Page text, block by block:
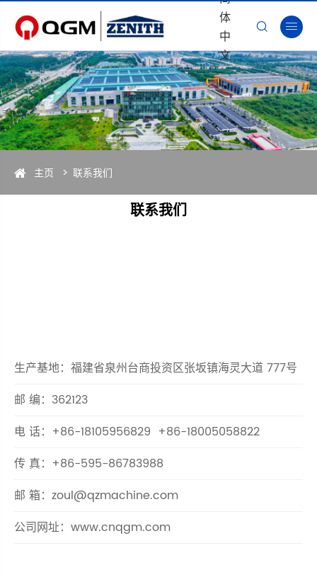
体
中
文
 
主页 联系我们
联系我们
生产基地：福建省泉州台商投资区张坂镇海灵大道 777号
邮 编：362123
电 话： +86-18105956829 +86-18005058822
传 真：+86-595-86783988
邮 箱： zoul@qzmachine.com
公司网址： www.cnqgm.com